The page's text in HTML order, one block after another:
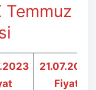
21.07.2023
Fiyat